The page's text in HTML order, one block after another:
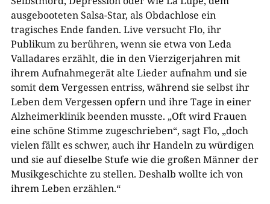
ausgebooteten Salsa-Star, als Obdachlose ein
tragisches Ende fanden. Live versucht Flo, ihr
Publikum zu berühren, wenn sie etwa von Leda
Valladares erzählt, die in den Vierzigerjahren mit
ihrem Aufnahmegerät alte Lieder aufnahm und sie
somit dem Vergessen entriss, während sie selbst ihr
Leben dem Vergessen opfern und ihre Tage in einer
Alzheimerklinik beenden musste. „Oft wird Frauen
eine schöne Stimme zugeschrieben“, sagt Flo, „doch
vielen fällt es schwer, auch ihr Handeln zu würdigen
und sie auf dieselbe Stufe wie die großen Männer der
Musikgeschichte zu stellen. Deshalb wollte ich von
ihrem Leben erzählen.“